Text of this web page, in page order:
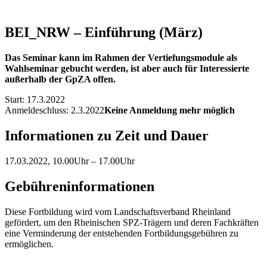
BEI_NRW – Einführung (März)
Das Seminar kann im Rahmen der Vertiefungsmodule als
Wahlseminar gebucht werden, ist aber auch für Interessierte
außerhalb der GpZA offen.
Start: 17.3.2022
Anmeldeschluss: 2.3.2022Keine Anmeldung mehr möglich
Informationen zu Zeit und Dauer
17.03.2022, 10.00Uhr – 17.00Uhr
Gebühreninformationen
Diese Fortbildung wird vom Landschaftsverband Rheinland
gefördert, um den Rheinischen SPZ-Trägern und deren Fachkräften
eine Verminderung der entstehenden Fortbildungsgebühren zu
ermöglichen.